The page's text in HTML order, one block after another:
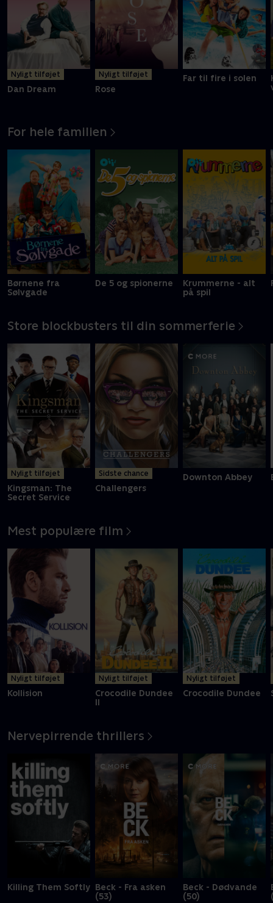
Mere info
Nyligt tilføjet
Dan Dream
Nyligt tilføjet
Rose
Far til fire i solen
For hele familien
Børnene fra
Sølvgade
De 5 og spionerne
Krummerne - alt
på spil
Store blockbusters til din sommerferie
Nyligt tilføjet
Kingsman: The
Secret Service
Sidste chance
Challengers
Downton Abbey
Mest populære film
Nyligt tilføjet
Kollision
Nyligt tilføjet
Crocodile Dundee
II
Nyligt tilføjet
Crocodile Dundee
Nervepirrende thrillers
Killing Them Softly Beck - Fra asken
(53)
Beck - Dødvande
(50)